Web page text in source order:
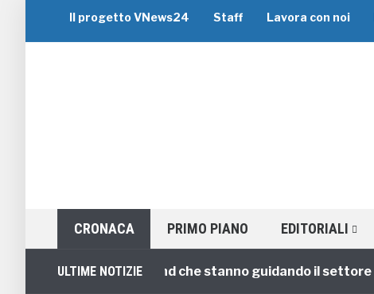
Il progetto VNews24 Staff Lavora con noi
CRONACA PRIMO PIANO EDITORIALI
ULTIME NOTIZIE
i 5 migliori brand che stanno guidando il settore